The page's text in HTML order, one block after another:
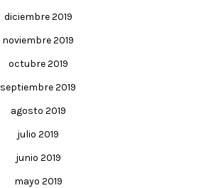
diciembre 2019
noviembre 2019
octubre 2019
septiembre 2019
agosto 2019
julio 2019
junio 2019
mayo 2019